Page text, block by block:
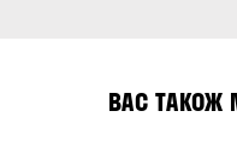
ВАС ТАКОЖ